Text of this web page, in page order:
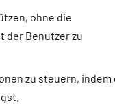
ohne die
der Benutzer zu
zu steuern, indem